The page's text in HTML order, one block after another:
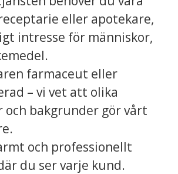
eller apotekare,
intresse för människor,
farmaceut eller
– vi vet att olika
bakgrunder gör vårt
och professionellt
du ser varje kund.